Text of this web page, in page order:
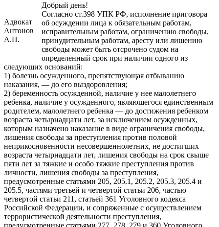
Адвокат
Антонов
А.П.
Добрый день!
Согласно ст.398 УПК РФ, исполнение приговора
об осуждении лица к обязательным работам,
исправительным работам, ограничению свободы,
принудительным работам, аресту или лишению
свободы может быть отсрочено судом на
определенный срок при наличии одного из
следующих оснований:
1) болезнь осужденного, препятствующая отбыванию
наказания, — до его выздоровления;
2) беременность осужденной, наличие у нее малолетнего
ребенка, наличие у осужденного, являющегося единственным
родителем, малолетнего ребенка — до достижения ребенком
возраста четырнадцати лет, за исключением осужденных,
которым назначено наказание в виде ограничения свободы,
лишения свободы за преступления против половой
неприкосновенности несовершеннолетних, не достигших
возраста четырнадцати лет, лишения свободы на срок свыше
пяти лет за тяжкие и особо тяжкие преступления против
личности, лишения свободы за преступления,
предусмотренные статьями 205, 205.1, 205.2, 205.3, 205.4 и
205.5, частями третьей и четвертой статьи 206, частью
четвертой статьи 211, статьей 361 Уголовного кодекса
Российской Федерации, и сопряженные с осуществлением
террористической деятельности преступления,
предусмотренные статьями 277, 278, 279 и 360 Уголовного